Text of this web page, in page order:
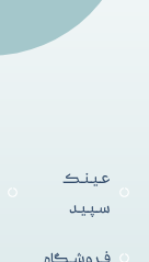
عینک
سپید
فروشگاه